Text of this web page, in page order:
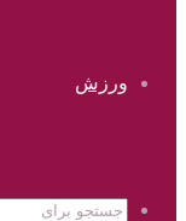
ورزش